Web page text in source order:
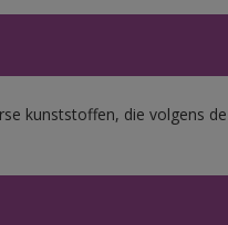
kunststoffen, die volgens